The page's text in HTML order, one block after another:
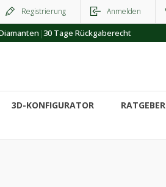
Registrierung Anmelden
|30 Tage Rückgaberecht
3D-KONFIGURATOR
RATGEBER